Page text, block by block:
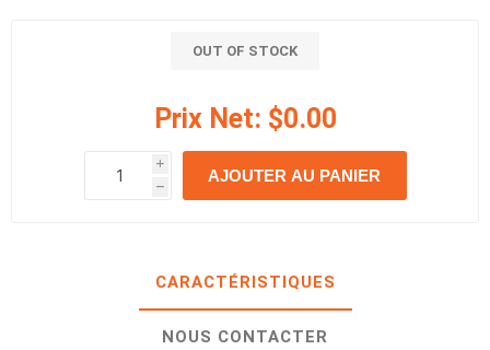
OUT OF STOCK
Prix Net: $0.00
i
h
h
AJOUTER AU PANIER
CARACTÉRISTIQUES
NOUS CONTACTER